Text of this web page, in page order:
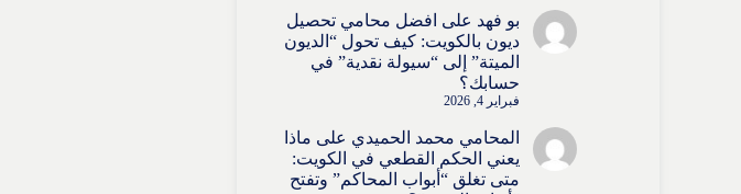
بو فهد على افضل محامي تحصيل
ديون بالكويت: كيف تحول “الديون
الميتة” إلى “سيولة نقدية” في
حسابك؟
فبراير 4, 2026
المحامي محمد الحميدي على ماذا
يعني الحكم القطعي في الكويت:
متى تغلق “أبواب المحاكم” وتفتح